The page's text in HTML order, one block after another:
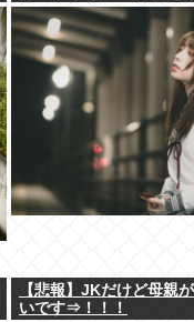
【悲報】JKだけど母親
いです⇒！！！